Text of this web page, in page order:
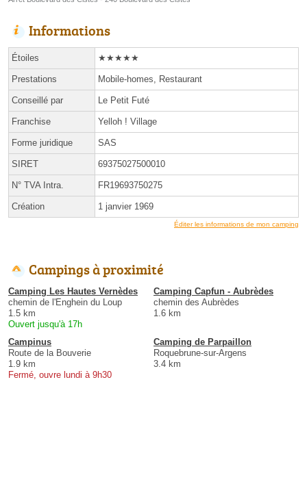
Informations
Étoiles ★★★★★
Prestations Mobile-homes, Restaurant
Conseillé par Le Petit Futé
Franchise Yelloh ! Village
Forme juridique SAS
SIRET 69375027500010
N° TVA Intra. FR19693750275
Création 1 janvier 1969
Éditer les informations de mon camping
Campings à proximité
Camping Les Hautes Vernèdes
chemin de l'Enghein du Loup
1.5 km
Ouvert jusqu'à 17h
Camping Capfun - Aubrèdes
chemin des Aubrèdes
1.6 km
Campinus
Route de la Bouverie
1.9 km
Fermé, ouvre lundi à 9h30
Camping de Parpaillon
Roquebrune-sur-Argens
3.4 km